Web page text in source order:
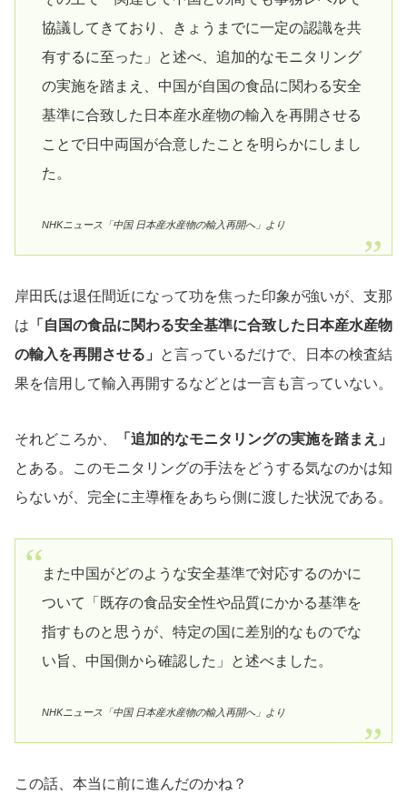
協議してきており、きょうまでに一定の認識を共
有するに至った」と述べ、追加的なモニタリング
の実施を踏まえ、中国が自国の食品に関わる安全
基準に合致した日本産水産物の輸入を再開させる
ことで日中両国が合意したことを明らかにしまし
た。
NHKニュース「中国 日本産水産物の輸入再開へ」より
岸田氏は退任間近になって功を焦った印象が強いが、支那
は 「自国の食品に関わる安全基準に合致した日本産水産物
の輸入を再開させる」
と言っているだけで、日本の検査結
果を信用して輸入再開するなどとは一言も言っていない。
それどころか、
「追加的なモニタリングの実施を踏まえ」
とある。このモニタリングの手法をどうする気なのかは知
らないが、完全に主導権をあちら側に渡した状況である。
また中国がどのような安全基準で対応するのかに
ついて「既存の食品安全性や品質にかかる基準を
指すものと思うが、特定の国に差別的なものでな
い旨、中国側から確認した」と述べました。
NHKニュース「中国 日本産水産物の輸入再開へ」より
この話、本当に前に進んだのかね？